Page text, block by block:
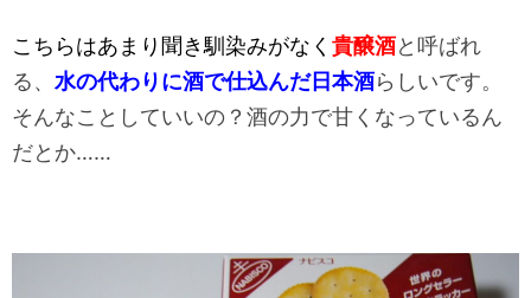
こちらはあまり聞き馴染みがなく 貴醸酒と呼ばれ
る、 水の代わりに酒で仕込んだ日本酒らしいです。
そんなことしていいの？酒の力で甘くなっているん
だとか……